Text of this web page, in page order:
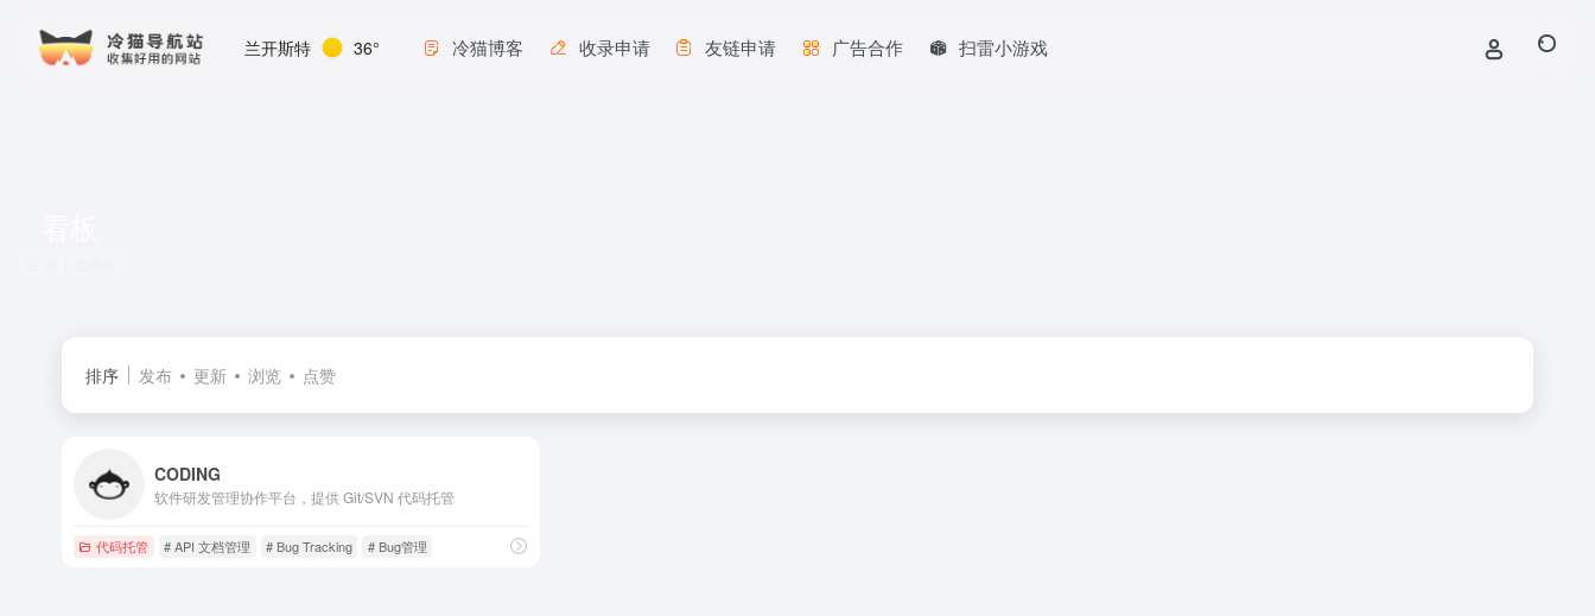
兰开斯特 36° 冷猫博客 收录申请 友链申请 广告合作 扫雷小游戏
排序 发布 更新 浏览 点赞
CODING
软件研发管理协作平台，提供 Git/SVN 代码托管
代码托管 # API 文档管理 # Bug Tracking # Bug管理